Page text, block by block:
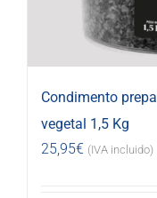
Condimento
vegetal 1,5 Kg
25,95€ (IVA incluido)